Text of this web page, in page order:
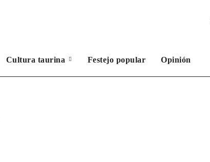
Cultura taurina Festejo popular Opinión